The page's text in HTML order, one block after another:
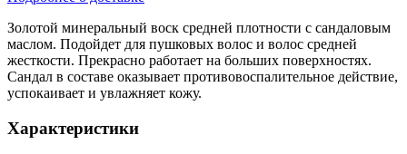
Золотой минеральный воск средней плотности с сандаловым
маслом. Подойдет для пушковых волос и волос средней
жесткости. Прекрасно работает на больших поверхностях.
Сандал в составе оказывает противовоспалительное действие,
успокаивает и увлажняет кожу.
Характеристики